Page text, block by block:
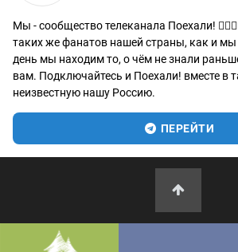
Мы - сообщество телеканала Поехали!
таких же фанатов нашей страны, как и
день мы находим то, о чём не знали
вам. Подключайтесь и Поехали! вместе в
неизвестную нашу Россию.
ПЕРЕЙТИ